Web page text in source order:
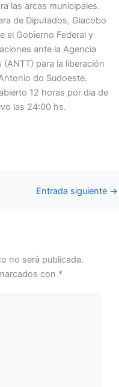
las arcas municipales.
de Diputados, Giacobo
el Gobierno Federal y
ante la Agencia
para la liberación
do Sudoeste.
12 horas por dia de
las 24:00 hs.
Entrada siguiente →
no será publicada.
con *